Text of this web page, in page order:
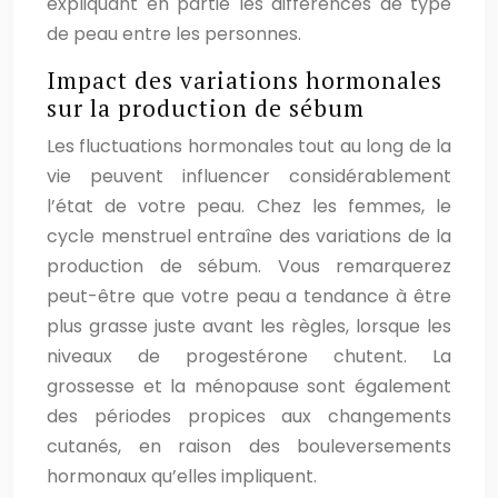
de peau entre les personnes.
Impact des variations hormonales
sur la production de sébum
Les fluctuations hormonales tout au long de la
vie peuvent influencer considérablement
l’état de votre peau. Chez les femmes, le
cycle menstruel entraîne des variations de la
production de sébum. Vous remarquerez
peut-être que votre peau a tendance à être
plus grasse juste avant les règles, lorsque les
niveaux de progestérone chutent. La
grossesse et la ménopause sont également
des périodes propices aux changements
cutanés, en raison des bouleversements
hormonaux qu’elles impliquent.